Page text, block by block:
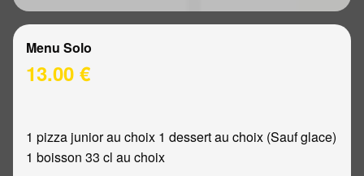
Menu Solo
13.00 €
1 pizza junior au choix 1 dessert au choix (Sauf glace)
1 boisson 33 cl au choix